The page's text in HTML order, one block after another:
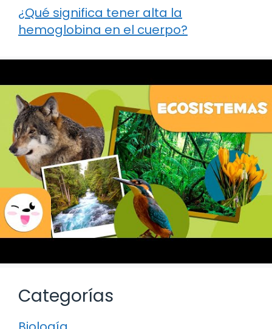
¿Qué significa tener alta la
hemoglobina en el cuerpo?
Categorías